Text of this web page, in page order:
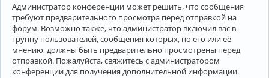
Администратор конференции может решить, что сообщения
требуют предварительного просмотра перед отправкой на
форум. Возможно также, что администратор включил вас в
группу пользователей, сообщения которых, по его или её
мнению, должны быть предварительно просмотрены перед
отправкой. Пожалуйста, свяжитесь с администратором
конференции для получения дополнительной информации.